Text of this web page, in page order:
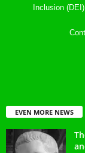
Inclusion
EVEN MORE NEWS